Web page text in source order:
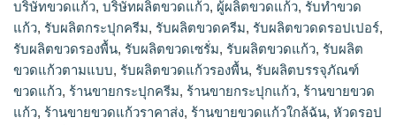
บริษัทขวดแก้ว, บริษัทผลิตขวดแก้ว, ผู้ผลิตขวดแก้ว, รับทำขวด
แก้ว, รับผลิตกระปุกครีม, รับผลิตขวดครีม, รับผลิตขวดดรอปเปอร์,
รับผลิตขวดรองพื้น, รับผลิตขวดเซรั่ม, รับผลิตขวดแก้ว, รับผลิต
ขวดแก้วตามแบบ, รับผลิตขวดแก้วรองพื้น, รับผลิตบรรจุภัณฑ์
ขวดแก้ว, ร้านขายกระปุกครีม, ร้านขายกระปุกแก้ว, ร้านขายขวด
แก้ว, ร้านขายขวดแก้วราคาส่ง, ร้านขายขวดแก้วใกล้ฉัน, หัวดรอป